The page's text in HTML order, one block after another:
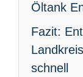
Öltank
Fazit:
schnell